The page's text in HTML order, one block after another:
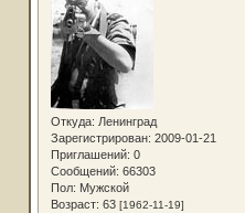
Откуда: Ленинград
Зарегистрирован: 2009-01-21
Приглашений: 0
Сообщений: 66303
Пол: Мужской
Возраст: 63 [1962-11-19]